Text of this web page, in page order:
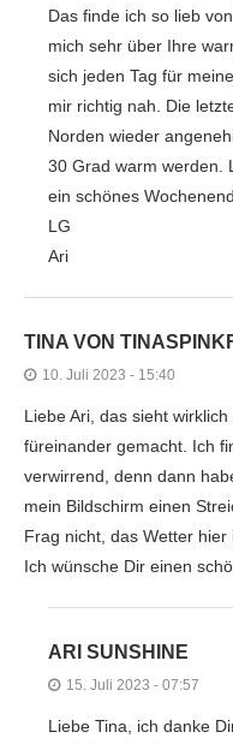
Das finde ich so lieb
mich sehr über Ihre
sich jeden Tag für
mir richtig nah. Die
Norden wieder
30 Grad warm werden.
ein schönes
LG
Ari
TINA VON
10. Juli 2023 - 15:40
Liebe Ari, das sieht
füreinander gemacht. Ich
verwirrend, denn dann
mein Bildschirm einen
Frag nicht, das Wetter hier
Ich wünsche Dir einen
ARI SUNSHINE
15. Juli 2023 - 07:57
Liebe Tina, ich danke